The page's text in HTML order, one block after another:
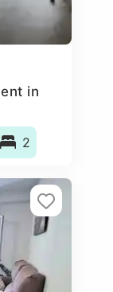
in
2